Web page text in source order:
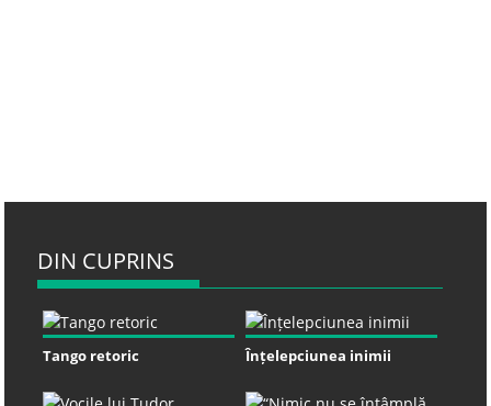
DIN CUPRINS
Tango retoric Înțelepciunea inimii